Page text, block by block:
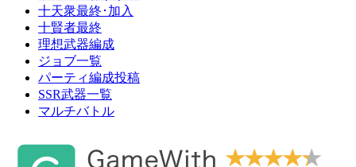
十天衆最終･加入
十賢者最終
理想武器編成
ジョブ一覧
パーティ編成投稿
SSR武器一覧
マルチバトル